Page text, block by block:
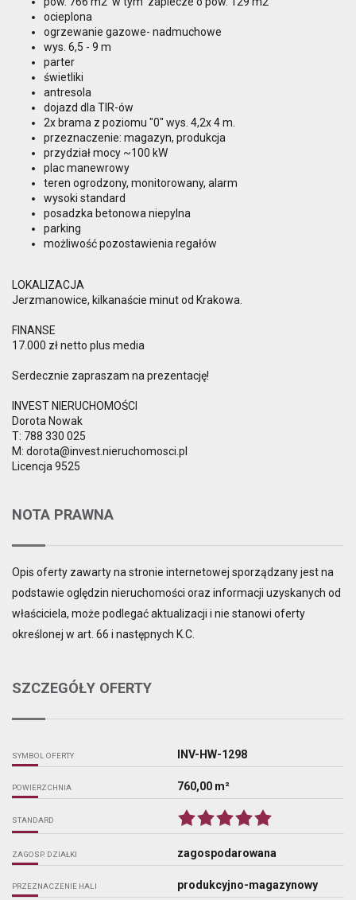
ocieplona
ogrzewanie gazowe- nadmuchowe
wys. 6,5 - 9 m
parter
świetliki
antresola
dojazd dla TIR-ów
2x brama z poziomu "0" wys. 4,2x 4 m.
przeznaczenie: magazyn, produkcja
przydział mocy ~100 kW
plac manewrowy
teren ogrodzony, monitorowany, alarm
wysoki standard
posadzka betonowa niepylna
parking
możliwość pozostawienia regałów
LOKALIZACJA
Jerzmanowice, kilkanaście minut od Krakowa.
FINANSE
17.000 zł netto plus media
Serdecznie zapraszam na prezentację!
INVEST NIERUCHOMOŚCI
Dorota Nowak
T: 788 330 025
M: dorota@invest.nieruchomosci.pl
Licencja 9525
NOTA PRAWNA
Opis oferty zawarty na stronie internetowej sporządzany jest na
podstawie oględzin nieruchomości oraz informacji uzyskanych od
właściciela, może podlegać aktualizacji i nie stanowi oferty
określonej w art. 66 i następnych K.C.
SZCZEGÓŁY OFERTY
SYMBOL OFERTY INV-HW-1298
POWIERZCHNIA 760,00 m²
STANDARD
ZAGOSP. DZIAŁKI zagospodarowana
PRZEZNACZENIE HALI produkcyjno-magazynowy